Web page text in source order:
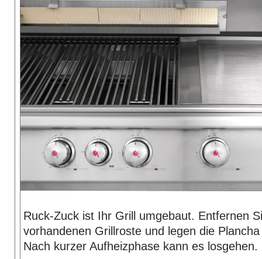
Ruck-Zuck ist Ihr Grill umgebaut. Entfernen
vorhandenen Grillroste und legen die
Nach kurzer Aufheizphase kann es losgehen.